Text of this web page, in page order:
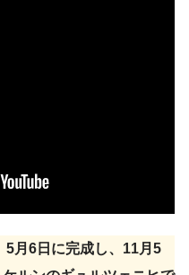
5月6日に完成し、11月5